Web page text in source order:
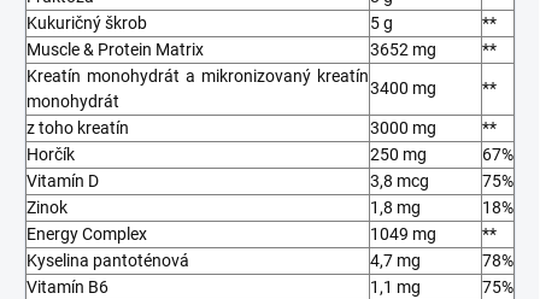
Kukuričný škrob
5 g
**
Muscle & Protein Matrix
3652 mg
**
Kreatín monohydrát a mikronizovaný kreatín
monohydrát
3400 mg **
z toho kreatín 3000 mg
**
Horčík
250 mg
67%
Vitamín D
3,8 mcg
75%
Zinok
1,8 mg
18%
Energy Complex
1049 mg
**
Kyselina pantoténová
4,7 mg
78%
Vitamín B6
1,1 mg
75%